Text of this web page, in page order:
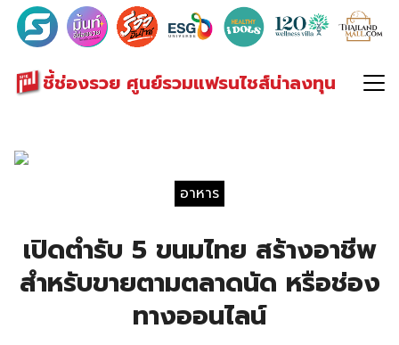
ชี้ช่องรวย ศูนย์รวมแฟรนไชส์น่าลงทุน
Search
for:
อาหาร
เปิดตำรับ 5 ขนมไทย สร้างอาชีพ
สำหรับขายตามตลาดนัด หรือช่อง
ทางออนไลน์